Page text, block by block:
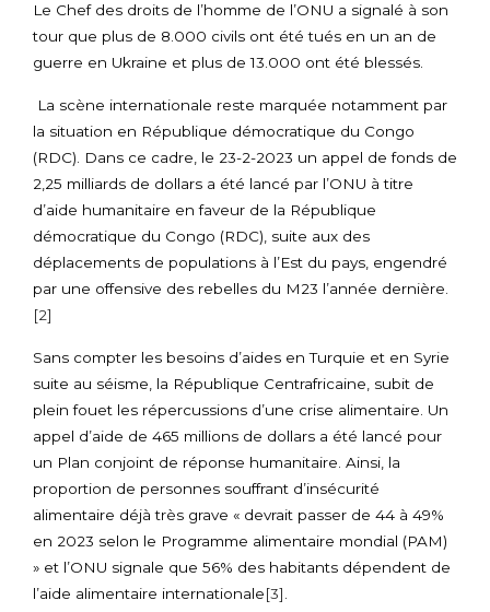
Le Chef des droits de l’homme de l’ONU a signalé à son
tour que plus de 8.000 civils ont été tués en un an de
guerre en Ukraine et plus de 13.000 ont été blessés.
La scène internationale reste marquée notamment par
la situation en République démocratique du Congo
(RDC). Dans ce cadre, le 23-2-2023 un appel de fonds de
2,25 milliards de dollars a été lancé par l’ONU à titre
d’aide humanitaire en faveur de la République
démocratique du Congo (RDC), suite aux des
déplacements de populations à l’Est du pays, engendré
par une offensive des rebelles du M23 l’année dernière.
[2]
Sans compter les besoins d’aides en Turquie et en Syrie
suite au séisme, la République Centrafricaine, subit de
plein fouet les répercussions d’une crise alimentaire. Un
appel d’aide de 465 millions de dollars a été lancé pour
un Plan conjoint de réponse humanitaire. Ainsi, la
proportion de personnes souffrant d’insécurité
alimentaire déjà très grave « devrait passer de 44 à 49%
en 2023 selon le Programme alimentaire mondial (PAM)
» et l’ONU signale que 56% des habitants dépendent de
l’aide alimentaire internationale[3]